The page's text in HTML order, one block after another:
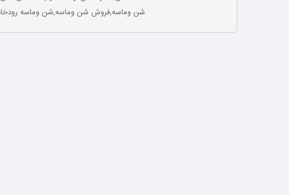
شن وماسه,فروش شن وماسه,شن وماسه